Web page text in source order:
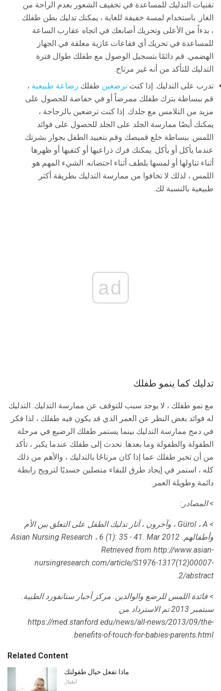
تقنيات التدليك للمساعدة في تخفيف الشعور بعدم الراحة من
الغاز. باستخدام لمسة خفيفة للغاية ، يمكنك تدليك بطن طفلك
، بدءاً من الأعلى وتحريك أصابعك في اتجاه عقارب الساعة
للمساعدة في تحريك أي فقاعات غازية معلقة في الجهاز
الهضمي. قم دائمًا بتسجيل الوصول مع طفلك طوال فترة
التدليك للتأكد من أنه غير مرتاح.
تدرب على التدليك. إذا كنت ترضعين طفلك رضاعة طبيعية ،
قم ببساطة بترك طفلك ممرضاً أو في حفاضة للحصول على
مزيد من التلامس مع جلدك. إذا كنت ترضعين بالزجاجة ،
يمكنك أيضًا ممارسة الجلد على الجلد للحصول على فوائد
اللمس. ببساطة خلع قميصك وقم بتعييد الطفل بجوار بشرتك
عندما يأكل أو يأكل. يمكنك فرك ذراعيها أو كتفيها أو ظهرها
أثناء تناولها أو لمسها بلطف أثناء احتضانه. الشيء المهم هو
اللمس ، لذلك لا تخافوا من ممارسة التدليك بطريقة أكثر
طبيعية بالنسبة لك.
ad
تدليك كما ينمو طفلك
مع نمو طفلك ، لا يوجد سبب للتوقف عن ممارسة التدليك. التدليك
له فوائد بغض النظر عن العمر الذي قد يكون فيه طفلك ، لذا فكر
في دمج ممارسة التدليك بينما يستمر طفلك الرضيع في مرحلة
الطفولة والطفولة وما بعدها. تحدث إلى طفلك عندما يكبر ، تأكد
من أن تخبر طفلك عما إذا كان مرتاحًا بالتدليك ، والأهم من ذلك
كله ، استمر في إيجاد طرق للبقاء متصلين جسديًا لترويج رابطة
دائمة وطويلة العمر.
> المصادر:
> Gürol ، A ، وآخرون ، آثار تدليك الطفل على التعلق بين الأم
وأطفالهم.
Asian Nursing Research ، 6 (1): 35 - 41. Mar 2012
Retrieved from http://www.asian-
nursingresearch.com/article/S1976-1317(12)00007-
2/abstract.
> فائدة اللمس للرضع والوالدين. مركز أخبار ستانفورد الطبية.
سبتمبر 2013 تم الاسترداد من
https://med.stanford.edu/news/all-news/2013/09/the-
benefits-of-touch-for-babies-parents.html.
Related Content
ماذا تفعل حيال طفولتك
أطفال